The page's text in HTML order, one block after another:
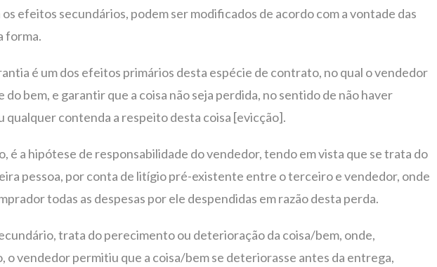
efeitos secundários, podem ser modificados de acordo com a vontade das
forma.
é um dos efeitos primários desta espécie de contrato, no qual o vendedor
bem, e garantir que a coisa não seja perdida, no sentido de não haver
qualquer contenda a respeito desta coisa [evicção].
é a hipótese de responsabilidade do vendedor, tendo em vista que se trata do
pessoa, por conta de litígio pré-existente entre o terceiro e vendedor, onde
todas as despesas por ele despendidas em razão desta perda.
trata do perecimento ou deterioração da coisa/bem, onde,
vendedor permitiu que a coisa/bem se deteriorasse antes da entrega,